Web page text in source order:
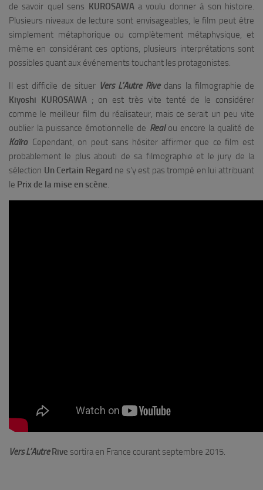
de savoir quel sens KUROSAWAa voulu donner à son histoire.
Plusieurs niveaux de lecture sont envisageables, le film peut être
simplement métaphorique ou complètement métaphysique, et
même en considérant ces options, plusieurs interprétations sont
possibles quant aux événements touchant les protagonistes.
Il est difficile de situer Vers L’Autre Rivedans la filmographie de
Kiyoshi KUROSAWA; on est très vite tenté de le considérer
comme le meilleur film du réalisateur, mais ce serait un peu vite
oublier la puissance émotionnelle de Realou encore la qualité de
Kaïro. Cependant, on peut sans hésiter affirmer que ce film est
probablement le plus abouti de sa filmographie et le jury de la
sélection Un Certain Regard ne s’y est pas trompé en lui attribuant
le Prix de la mise en scène.
Vers L’AutreRive sortira en France courant septembre 2015.